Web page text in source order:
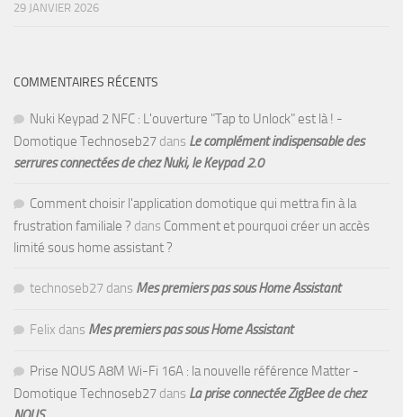
29 JANVIER 2026
COMMENTAIRES RÉCENTS
Nuki Keypad 2 NFC : L'ouverture "Tap to Unlock" est là ! -
Domotique Technoseb27 dans Le complément indispensable des
serrures connectées de chez Nuki, le Keypad 2.0
Comment choisir l'application domotique qui mettra fin à la
frustration familiale ? dans Comment et pourquoi créer un accès
limité sous home assistant ?
technoseb27 dans Mes premiers pas sous Home Assistant
Felix dans Mes premiers pas sous Home Assistant
Prise NOUS A8M Wi-Fi 16A : la nouvelle référence Matter -
Domotique Technoseb27 dans La prise connectée ZigBee de chez